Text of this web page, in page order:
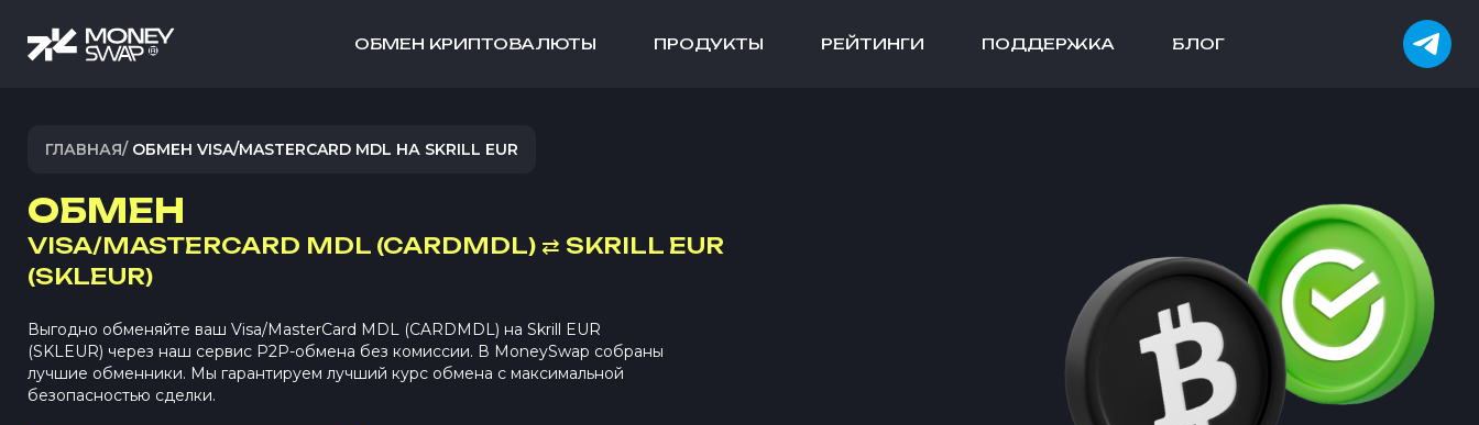
ОБМЕН КРИПТОВАЛЮТЫ ПРОДУКТЫ РЕЙТИНГИ ПОДДЕРЖКА БЛОГ
ГЛАВНАЯ/ ОБМЕН VISA/MASTERCARD MDL НА SKRILL EUR
ОБМЕН
VISA/MASTERCARD MDL (CARDMDL) ⇄ SKRILL EUR
(SKLEUR)
Выгодно обменяйте ваш Visa/MasterCard MDL (CARDMDL) на Skrill EUR
(SKLEUR) через наш сервис P2P-обмена без комиссии. В MoneySwap собраны
лучшие обменники. Мы гарантируем лучший курс обмена с максимальной
безопасностью сделки.